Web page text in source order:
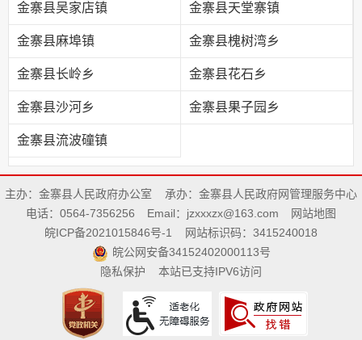
金寨县吴家店镇 金寨县天堂寨镇
金寨县麻埠镇 金寨县槐树湾乡
金寨县长岭乡 金寨县花石乡
金寨县沙河乡 金寨县果子园乡
金寨县流波䃥镇
主办：金寨县人民政府办公室
承办：金寨县人民政府网管理服务中心
电话：0564-7356256
Email：jzxxxzx@163.com
网站地图
皖ICP备2021015846号-1
网站标识码：3415240018
皖公网安备34152402000113号
隐私保护
本站已支持IPV6访问